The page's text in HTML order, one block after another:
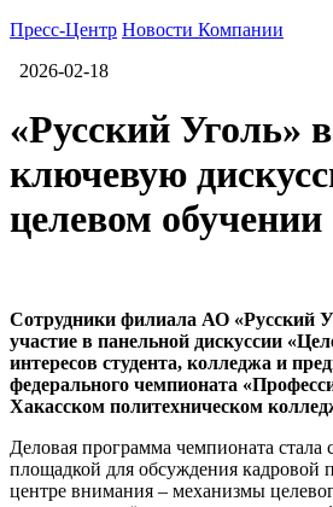
Пресс-Центр Новости Компании
2026-02-18
«Русский Уголь»
ключевую
целевом обучении
Сотрудники филиала АО «Русский
участие в панельной дискуссии
интересов студента, колледжа и
федерального чемпионата
Хакасском политехническом
Деловая программа чемпионата стала
площадкой для обсуждения кадровой
центре внимания – механизмы